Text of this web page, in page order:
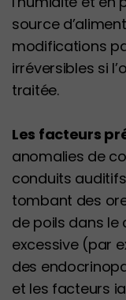
source
modifications
irréversibles si
traitée.
Les facteurs
anomalies de
conduits
tombant des
de poils dans
excessive (par
des
et les facteurs